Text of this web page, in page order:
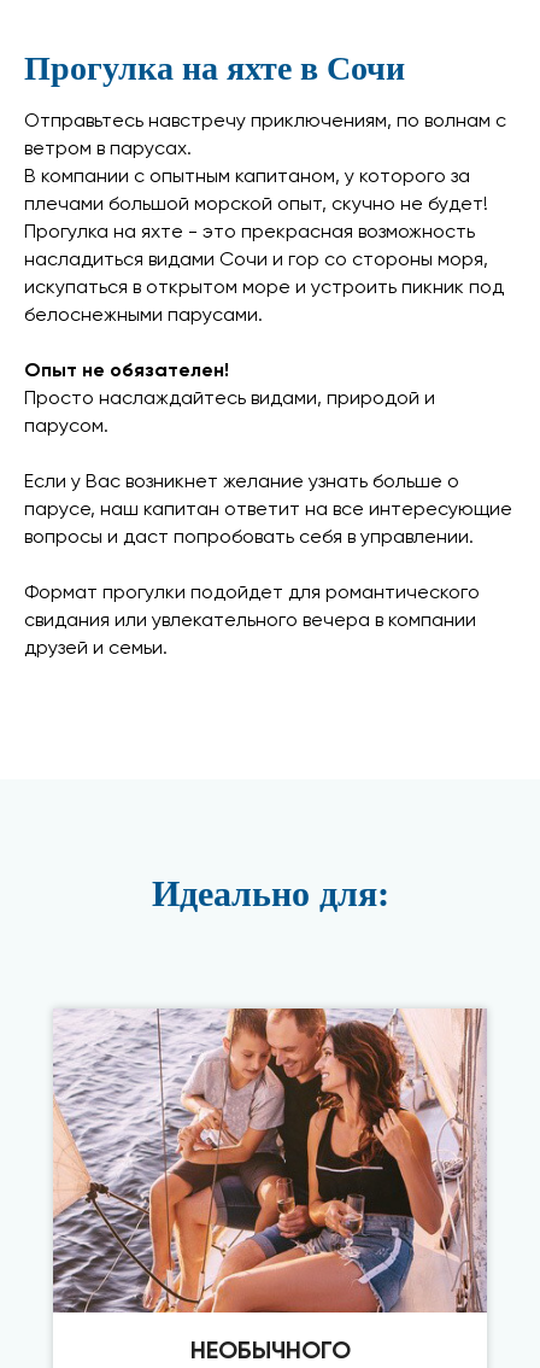
Прогулка на яхте в Сочи
Отправьтесь навстречу приключениям, по волнам с
ветром в парусах.
В компании с опытным капитаном, у которого за
плечами большой морской опыт, скучно не будет!
Прогулка на яхте - это прекрасная возможность
насладиться видами Сочи и гор со стороны моря,
искупаться в открытом море и устроить пикник под
белоснежными парусами.
Опыт не обязателен!
Просто наслаждайтесь видами, природой и
парусом.
Если у Вас возникнет желание узнать больше о
парусе, наш капитан ответит на все интересующие
вопросы и даст попробовать себя в управлении.
Формат прогулки подойдет для романтического
свидания или увлекательного вечера в компании
друзей и семьи.
Идеально для:
НЕОБЫЧНОГО